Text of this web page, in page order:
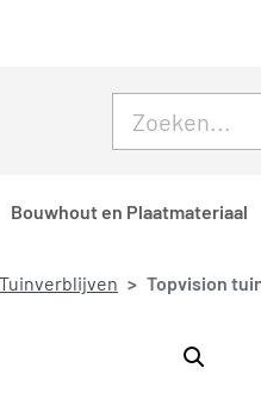
Bouwhout en Plaatmateriaal
Tuinverblijven Topvision